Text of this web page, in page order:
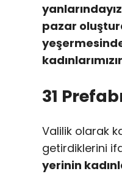
pazar
31
Valilik olarak
getirdiklerini
yerinin